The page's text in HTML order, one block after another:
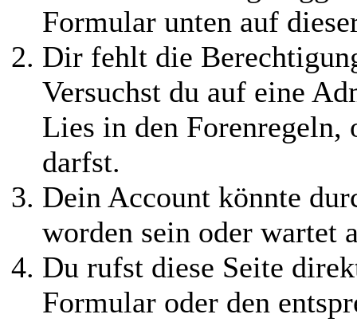
Formular unten auf
Dir fehlt die
Versuchst du auf eine
Lies in den Forenregeln,
darfst.
Dein Account könnte
worden sein oder wartet
Du rufst diese Seite
Formular oder den